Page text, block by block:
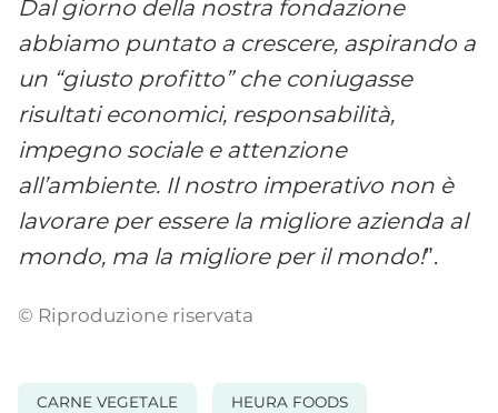
Dal giorno della nostra fondazione
abbiamo puntato a crescere, aspirando a
un “giusto profitto” che coniugasse
risultati economici, responsabilità,
impegno sociale e attenzione
all’ambiente. Il nostro imperativo non è
lavorare per essere la migliore azienda al
mondo, ma la migliore per il mondo!”.
© Riproduzione riservata
CARNE VEGETALE HEURA FOODS